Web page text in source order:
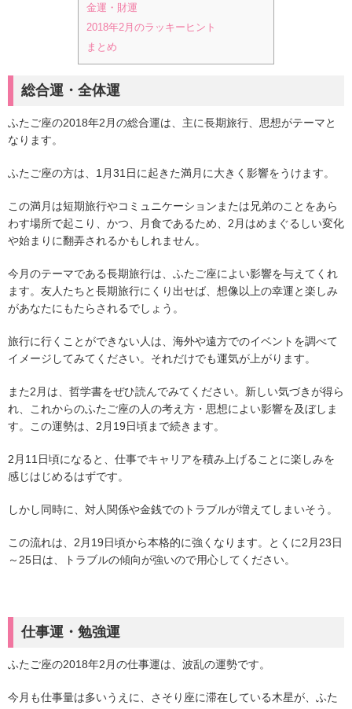
金運・財運
2018年2月のラッキーヒント
まとめ
総合運・全体運
ふたご座の2018年2月の総合運は、主に長期旅行、思想がテーマと
なります。
ふたご座の方は、1月31日に起きた満月に大きく影響をうけます。
この満月は短期旅行やコミュニケーションまたは兄弟のことをあら
わす場所で起こり、かつ、月食であるため、2月はめまぐるしい変化
や始まりに翻弄されるかもしれません。
今月のテーマである長期旅行は、ふたご座によい影響を与えてくれ
ます。友人たちと長期旅行にくり出せば、想像以上の幸運と楽しみ
があなたにもたらされるでしょう。
旅行に行くことができない人は、海外や遠方でのイベントを調べて
イメージしてみてください。それだけでも運気が上がります。
また2月は、哲学書をぜひ読んでみてください。新しい気づきが得ら
れ、これからのふたご座の人の考え方・思想によい影響を及ぼしま
す。この運勢は、2月19日頃まで続きます。
2月11日頃になると、仕事でキャリアを積み上げることに楽しみを
感じはじめるはずです。
しかし同時に、対人関係や金銭でのトラブルが増えてしまいそう。
この流れは、2月19日頃から本格的に強くなります。とくに2月23日
～25日は、トラブルの傾向が強いので用心してください。
仕事運・勉強運
ふたご座の2018年2月の仕事運は、波乱の運勢です。
今月も仕事量は多いうえに、さそり座に滞在している木星が、ふた